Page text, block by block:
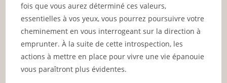
fois que vous aurez déterminé ces valeurs,
essentielles à vos yeux, vous pourrez poursuivre votre
cheminement en vous interrogeant sur la direction à
emprunter. À la suite de cette introspection, les
actions à mettre en place pour vivre une vie épanouie
vous paraîtront plus évidentes.